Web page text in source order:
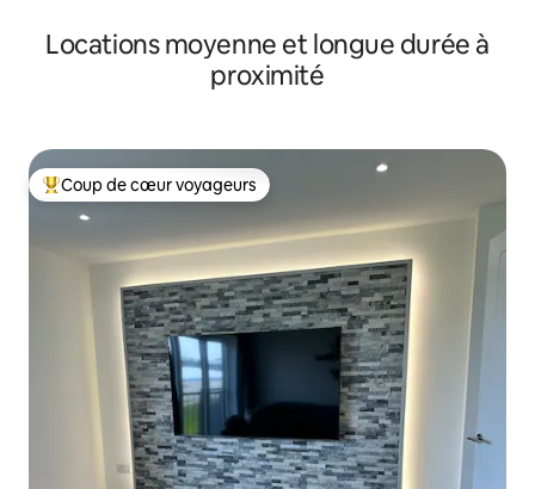
Locations moyenne et longue durée à
proximité
Coups de cœur voyageurs les plus appréciés
Coup de cœur voyageurs